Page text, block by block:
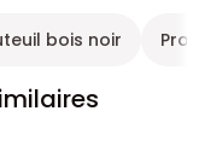
bois noir